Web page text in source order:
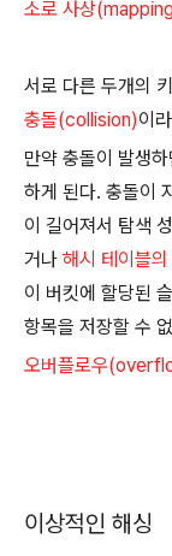
소로 사상
서로 다른 두개의
충돌(collision)이
만약 충돌이 발생
하게 된다. 충돌이
이 길어져서 탐색
거나 해시 테이블
이 버킷에 할당된
항목을 저장할 수
오버플로우
이상적인 해싱